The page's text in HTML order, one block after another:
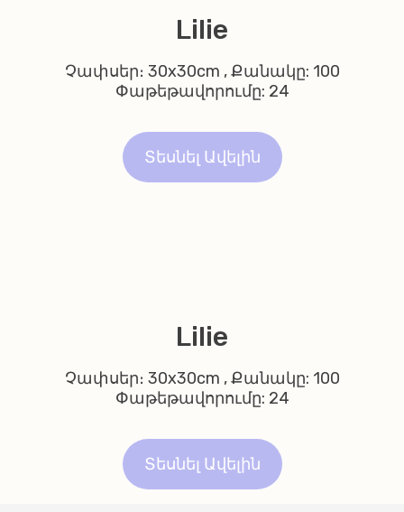
Lilie
Չափսեր։ 30x30cm , Քանակը: 100
Փաթեթավորումը: 24
Տեսնել Ավելին
Lilie
Չափսեր։ 30x30cm , Քանակը: 100
Փաթեթավորումը: 24
Տեսնել Ավելին